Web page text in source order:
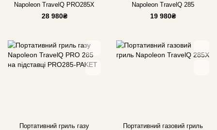
Napoleon TravelQ PRO285X
28 980₴
Napoleon TravelQ 285
19 980₴
Портативний гриль газу
Портативний газовий гриль